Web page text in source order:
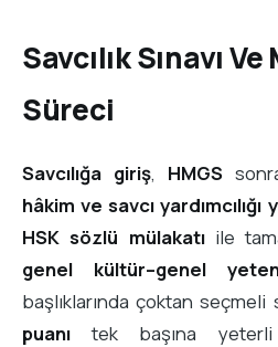
Savcılık Sınavı
Süreci
Savcılığa giriş, HMGS
hâkim ve savcı yardımcılığı
HSK sözlü mülakatıile
genel kültür–genel
başlıklarında çoktan
puanı tek başına yeterli